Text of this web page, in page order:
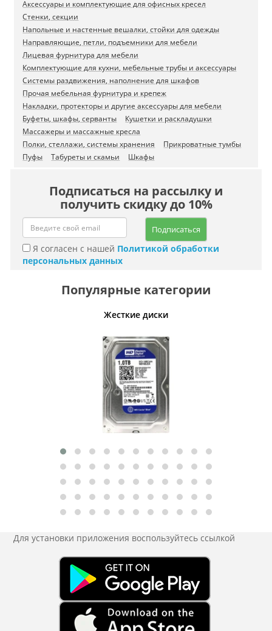
Аксессуары и комплектующие для офисных кресел
Стенки, секции
Напольные и настенные вешалки, стойки для одежды
Направляющие, петли, подъемники для мебели
Лицевая фурнитура для мебели
Комплектующие для кухни, мебельные трубы и аксессуары
Системы раздвижения, наполнение для шкафов
Прочая мебельная фурнитура и крепеж
Накладки, протекторы и другие аксессуары для мебели
Буфеты, шкафы, серванты
Кушетки и раскладушки
Массажеры и массажные кресла
Полки, стеллажи, системы хранения
Прикроватные тумбы
Пуфы
Табуреты и скамьи Шкафы
Подписаться на рассылку и
получить скидку до 10%
Подписаться
Я согласен с нашей Политикой обработки
персональных данных
Популярные категории
Жесткие диски
Для установки приложения воспользуйтесь ссылкой